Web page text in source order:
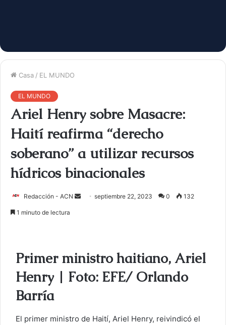
Casa / EL MUNDO
EL MUNDO
Ariel Henry sobre Masacre:
Haití reafirma “derecho
soberano” a utilizar recursos
hídricos binacionales
Redacción - ACN
r
n
r
septiembre 22, 2023 0 132
1 minuto de lectura
Primer ministro haitiano, Ariel
Henry | Foto: EFE/ Orlando
Barría
El primer ministro de Haití, Ariel Henry, reivindicó el